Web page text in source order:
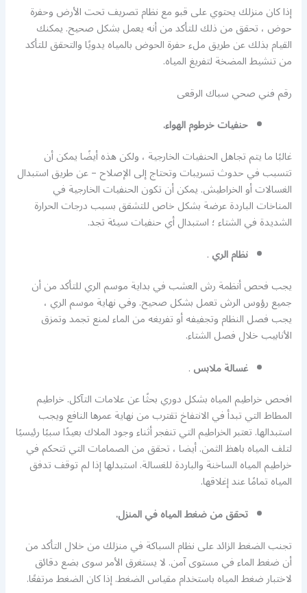
إذا كان منزلك يحتوي على قبو مع نظام تصريف تحت الأرض وحفرة
حوض ، تحقق من ذلك للتأكد من أنه يعمل بشكل صحيح. يمكنك
القيام بذلك عن طريق ملء حفرة الحوض بالمياه يدويًا والتحقق للتأكد
من تنشيط المضخة لتفريغ المياه.
رقم فني صحي سباك الرقعى
حنفيات خرطوم الهواء.
غالبًا ما يتم تجاهل الحنفيات الخارجية ، ولكن هذه أيضًا يمكن أن
تتسبب في حدوث تسريبات وتحتاج إلى الإصلاح – عن طريق استبدال
الغسالات أو الخراطيش. يمكن أن تكون الحنفيات الخارجية في
المناخات الباردة عرضة بشكل خاص للتشقق بسبب درجات الحرارة
الشديدة في الشتاء ؛ استبدال أي حنفيات سيئة تجد.
نظام الري.
يجب فحص أنظمة رش العشب في بداية موسم الري للتأكد من أن
جميع رؤوس الرش تعمل بشكل صحيح. وفي نهاية موسم الري ،
يجب فصل النظام وتجفيفه أو تفريغه من الماء لمنع تجمد وتمزق
الأنابيب خلال فصل الشتاء.
غسالة ملابس.
افحص خراطيم المياه بشكل دوري بحثًا عن علامات التآكل. خراطيم
المطاط التي تبدأ في الانتفاخ تقترب من نهاية عمرها النافع ويجب
استبدالها. تعتبر الخراطيم التي تنفجر أثناء وجود الملاك بعيدًا سببًا رئيسيًا
لتلف المياه باهظ الثمن. أيضا ، تحقق من الصمامات التي تتحكم في
خراطيم المياه الساخنة والباردة للغسالة. استبدلها إذا لم توقف تدفق
المياه تمامًا عند إغلاقها.
تحقق من ضغط المياه في المنزل.
تجنب الضغط الزائد على نظام السباكة في منزلك من خلال التأكد من
أن ضغط الماء في مستوى آمن. لا يستغرق الأمر سوى بضع دقائق
لاختبار ضغط المياه باستخدام مقياس الضغط. إذا كان الضغط مرتفعًا.